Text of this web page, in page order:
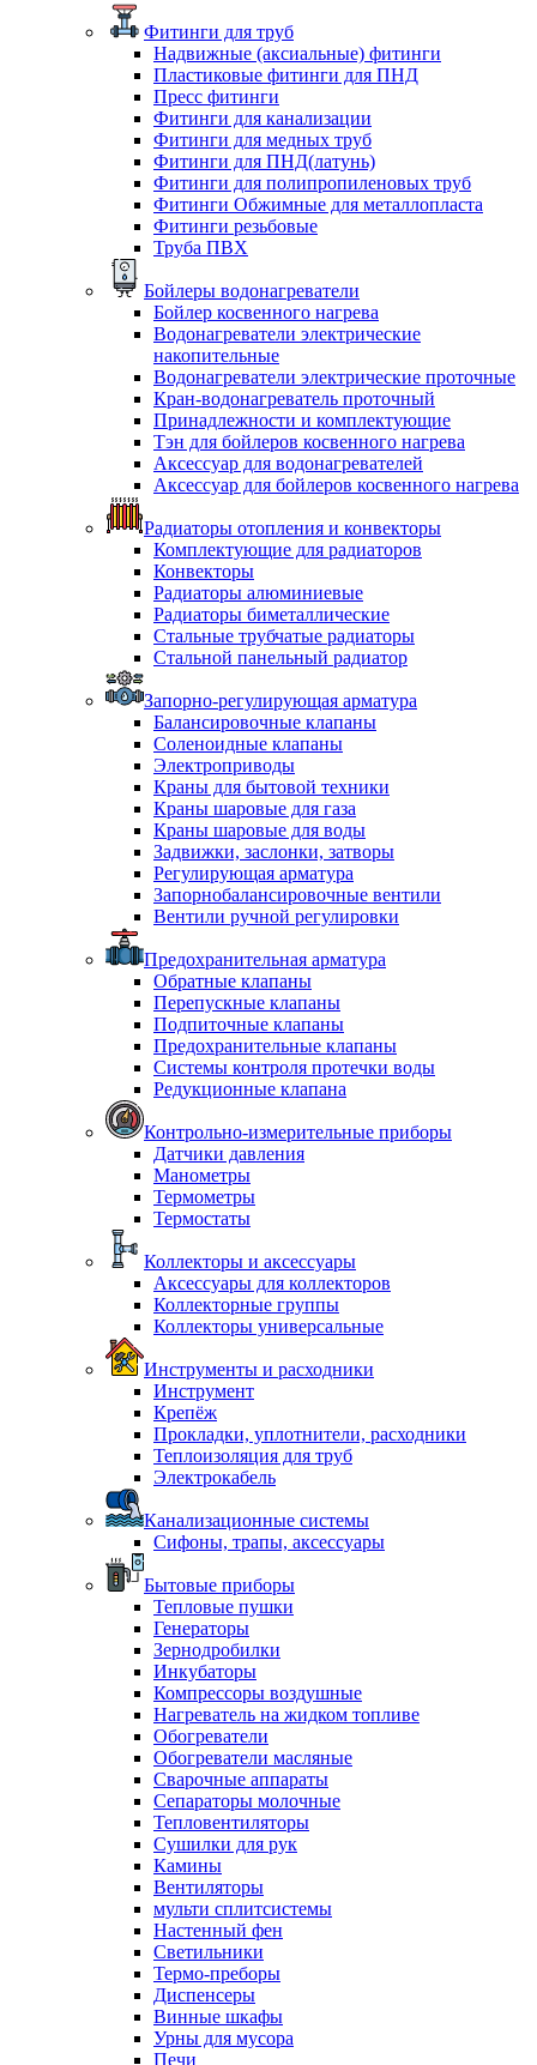
Фитинги для труб
Надвижные (аксиальные) фитинги
Пластиковые фитинги для ПНД
Пресс фитинги
Фитинги для канализации
Фитинги для медных труб
Фитинги для ПНД(латунь)
Фитинги для полипропиленовых труб
Фитинги Обжимные для металлопласта
Фитинги резьбовые
Труба ПВХ
Бойлеры водонагреватели
Бойлер косвенного нагрева
Водонагреватели электрические
накопительные
Водонагреватели электрические проточные
Кран-водонагреватель проточный
Принадлежности и комплектующие
Тэн для бойлеров косвенного нагрева
Аксессуар для водонагревателей
Аксессуар для бойлеров косвенного нагрева
Радиаторы отопления и конвекторы
Комплектующие для радиаторов
Конвекторы
Радиаторы алюминиевые
Радиаторы биметаллические
Стальные трубчатые радиаторы
Стальной панельный радиатор
Запорно-регулирующая арматура
Балансировочные клапаны
Соленоидные клапаны
Электроприводы
Краны для бытовой техники
Краны шаровые для газа
Краны шаровые для воды
Задвижки, заслонки, затворы
Регулирующая арматура
Запорнобалансировочные вентили
Вентили ручной регулировки
Предохранительная арматура
Обратные клапаны
Перепускные клапаны
Подпиточные клапаны
Предохранительные клапаны
Системы контроля протечки воды
Редукционные клапана
Контрольно-измерительные приборы
Датчики давления
Манометры
Термометры
Термостаты
Коллекторы и аксессуары
Аксессуары для коллекторов
Коллекторные группы
Коллекторы универсальные
Инструменты и расходники
Инструмент
Крепёж
Прокладки, уплотнители, расходники
Теплоизоляция для труб
Электрокабель
Канализационные системы
Сифоны, трапы, аксессуары
Бытовые приборы
Тепловые пушки
Генераторы
Зернодробилки
Инкубаторы
Компрессоры воздушные
Нагреватель на жидком топливе
Обогреватели
Обогреватели масляные
Сварочные аппараты
Сепараторы молочные
Тепловентиляторы
Сушилки для рук
Камины
Вентиляторы
мульти сплитсистемы
Настенный фен
Светильники
Термо-преборы
Диспенсеры
Винные шкафы
Урны для мусора
Печи